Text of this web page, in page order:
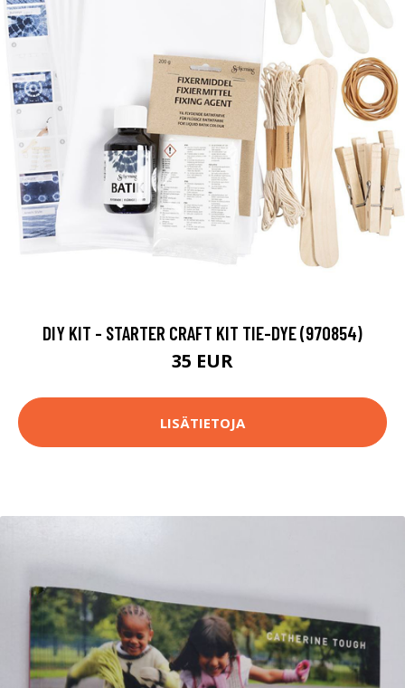
DIY KIT - STARTER CRAFT KIT TIE-DYE (970854)
35 EUR
LISÄTIETOJA